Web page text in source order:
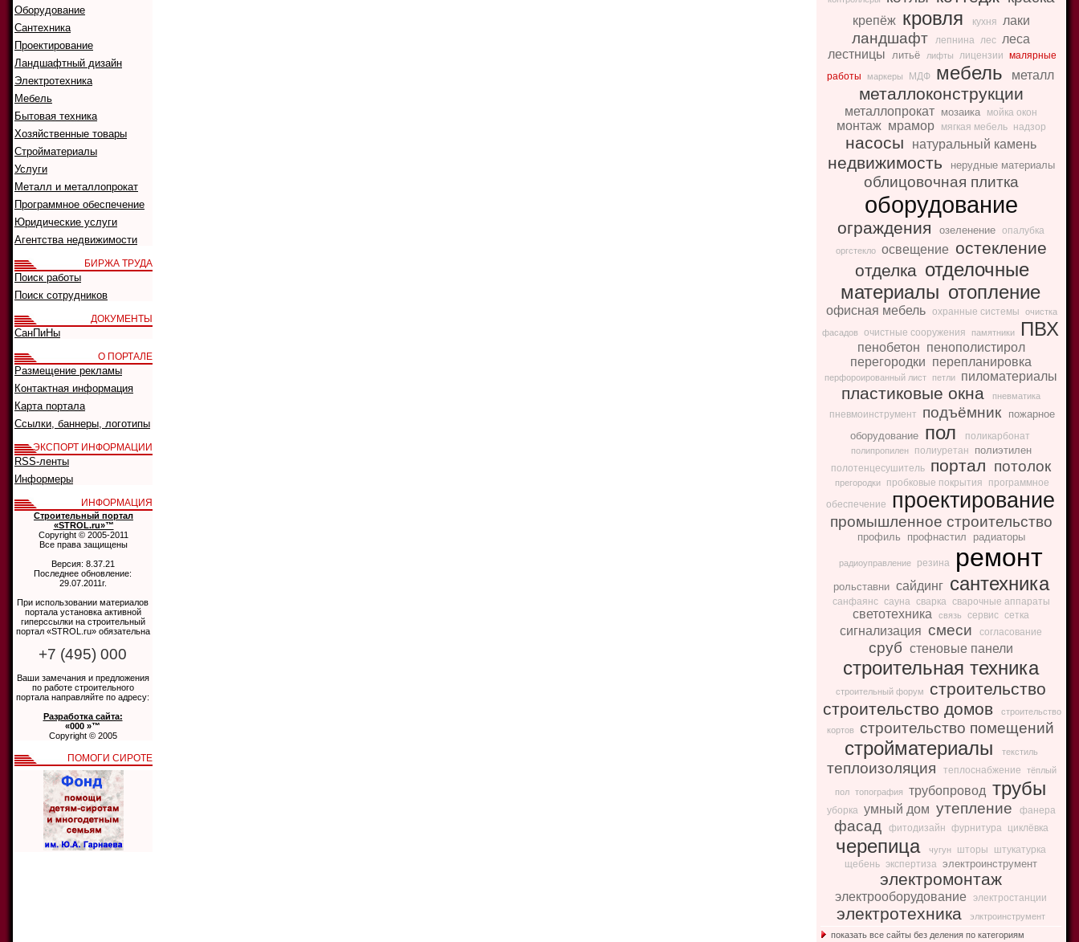
крепёж кровля кухня лаки
ландшафт лепнина лес леса
лестницы литьё лифты лицензии малярные
работы
маркеры МДФ мебель металл
металлоконструкции
металлопрокат мозаика мойка окон
монтаж мрамор мягкая мебель надзор
насосы натуральный камень
недвижимость нерудные материалы
облицовочная плитка
оборудование
ограждения озеленение опалубка
оргстекло освещение остекление
отделка отделочные
материалы отопление
офисная мебель охранные системы очистка
фасадов очистные сооружения памятники ПВХ
пенобетон пенополистирол
перегородки перепланировка
перфороированный лист петли пиломатериалы
пластиковые окна пневматика
пневмоинструмент подъёмник
пожарное
оборудование пол поликарбонат
полипропилен полиуретан полиэтилен
полотенцесушитель портал потолок
прегородки пробковые покрытия
программное
обеспечение
проектирование
промышленное строительство
профиль профнастил радиаторы
радиоуправление резина ремонт
рольставни сайдинг сантехника
санфаянс сауна сварка сварочные аппараты
светотехника связь сервис сетка
сигнализация смеси согласование
сруб стеновые панели
строительная техника
строительный форум
строительство
строительство домов
строительство
кортов
строительство помещений
стройматериалы текстиль
теплоизоляция теплоснабжение тёплый
пол топография трубопровод трубы
уборка умный дом утепление фанера
фасад фитодизайн фурнитура циклёвка
черепица чугун шторы
штукатурка
щебень экспертиза электроинструмент
электромонтаж
электрооборудование электростанции
электротехника
элктроинструмент
показать все сайты без деления по категориям
Оборудование
Сантехника
Проектирование
Ландшафтный дизайн
Электротехника
Мебель
Бытовая техника
Хозяйственные товары
Стройматериалы
Услуги
Металл и металлопрокат
Программное обеспечение
Юридические услуги
Агентства недвижимости
БИРЖА ТРУДА
Поиск работы
Поиск сотрудников
ДОКУМЕНТЫ
СанПиНы
О ПОРТАЛЕ
Размещение рекламы
Контактная информация
Карта портала
Ссылки, баннеры, логотипы
ЭКСПОРТ ИНФОРМАЦИИ
RSS-ленты
Информеры
ИНФОРМАЦИЯ
Строительный портал
«STROL.ru»™
Copyright © 2005-2011
Все права защищены
Версия: 8.37.21
Последнее обновление:
29.07.2011г.
При использовании материалов
портала установка активной
гиперссылки на строительный
портал «STROL.ru» обязательна
+7 (495) 000
Ваши замечания и предложения
по работе строительного
портала направляйте по адресу:
Разработка сайта:
«000 »™
Copyright © 2005
ПОМОГИ СИРОТЕ